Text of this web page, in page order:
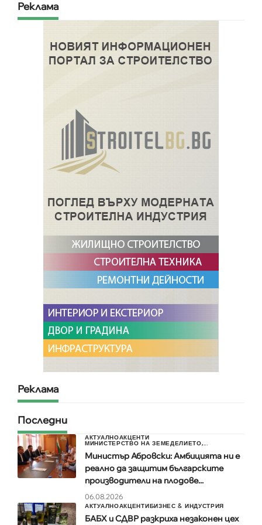
Реклама
Реклама
Последни
АКТУАЛНОАКЦЕНТИ
МИНИСТЕРСТВО НА ЗЕМЕДЕЛИЕТО,...
Министър Абровски: Амбицията ни е
реално да защитим българските
производители на плодове...
06.08.2026
АКТУАЛНОАКЦЕНТИБИЗНЕС & ИНДУСТРИЯ
БАБХ и СДВР разкриха незаконен цех